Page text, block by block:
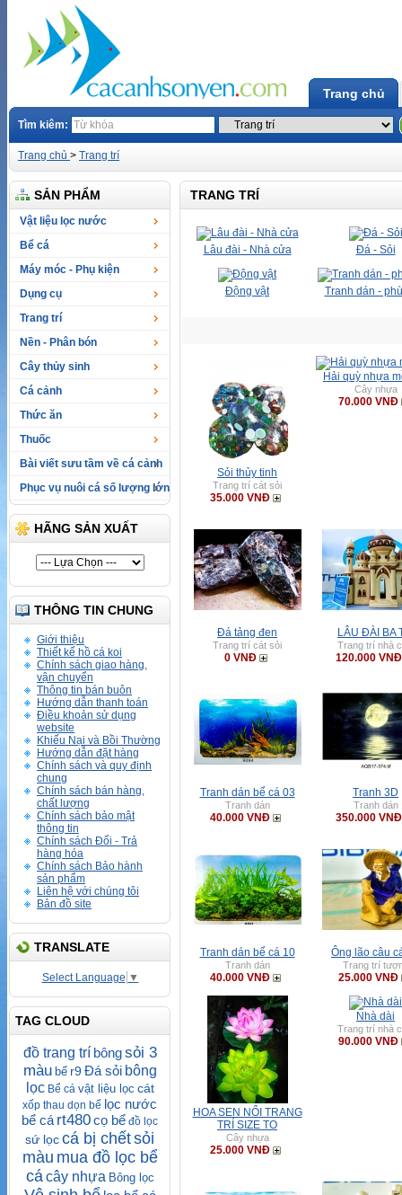
Trang chủ
Tìm kiêm:
Trang chủ > Trang trí
SẢN PHẨM
Vật liệu lọc nước
Bể cá
Máy móc - Phụ kiện
Dụng cụ
Trang trí
Nền - Phân bón
Cây thủy sinh
Cá cảnh
Thức ăn
Thuốc
Bài viết sưu tầm về cá cảnh
Phục vụ nuôi cá số lượng lớn
HÃNG SẢN XUẤT
THÔNG TIN CHUNG
Giới thiệu
Thiết kế hồ cá koi
Chính sách giao hàng,
vận chuyển
Thông tin bán buôn
Hướng dẫn thanh toán
Điều khoản sử dụng
website
Khiếu Nại và Bồi Thường
Hướng dẫn đặt hàng
Chính sách và quy định
chung
Chính sách bán hàng,
chất lượng
Chính sách bảo mật
thông tin
Chính sách Đổi - Trả
hàng hóa
Chính sách Bảo hành
sản phẩm
Liên hệ với chúng tôi
Bản đồ site
TRANSLATE
Select Language ▼
TAG CLOUD
đồ trang trí bông sỏi 3
màu bể r9 Đá sỏi bông
lọc Bể cá vật liệu lọc cát
xốp thau dọn bể lọc nước
bể cá rt480cọ bể đồ lọc
sứ lọccá bị chếtsỏi
màu mua đồ lọc bể
cá cây nhựa Bông lọc
TRANG TRÍ
Lâu đài - Nhà cửa Đá - Sỏi
Động vật Tranh dán -
Sỏi thủy tinh
Trang trí cát sỏi
35.000 VNĐ
Hải quỳ nhựa
Cây nhựa
70.000 VNĐ
Đá tảng đen
Trang trí cát sỏi
0 VNĐ
LÂU ĐÀI BA
Trang trí nhà
120.000 VNĐ
Tranh dán bể cá 03
Tranh dán
40.000 VNĐ
Tranh 3D
Tranh dán
350.000 VNĐ
Tranh dán bể cá 10
Tranh dán
40.000 VNĐ
Ông lão câu
Trang trí
25.000 VNĐ
HOA SEN NỔI TRANG
TRÍ SIZE TO
Cây nhựa
25.000 VNĐ
Nhà dài
Trang trí nhà
90.000 VNĐ